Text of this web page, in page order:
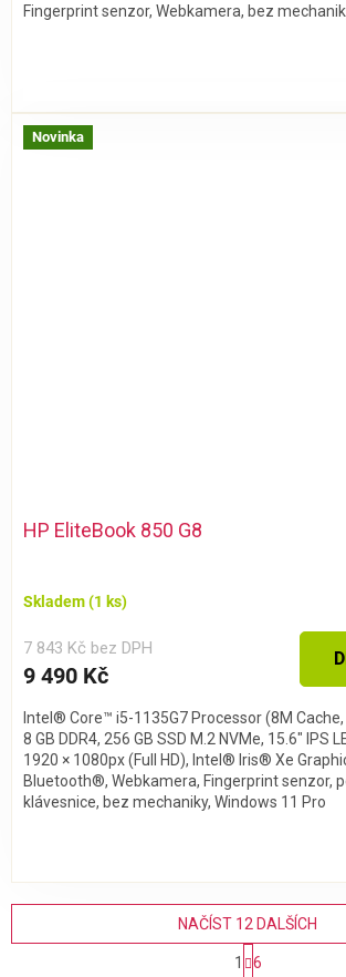
Fingerprint senzor, Webkamera, bez
Novinka
HP EliteBook 850 G8
Skladem(1 ks)
7 843 Kč bez DPH
9 490 Kč
Intel® Core™ i5-1135G7 Processor (8M
8 GB DDR4, 256 GB SSD M.2 NVMe, 15.6″ IPS
1920 × 1080px (Full HD), Intel® Iris® Xe
Bluetooth®, Webkamera, Fingerprint senzor,
klávesnice, bez mechaniky, Windows 11 Pro
NAČÍST 12 DALŠÍCH
S
t
1
6